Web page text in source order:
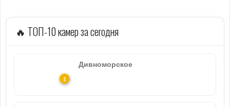
🔥 ТОП-10 камер за сегодня
Дивноморское